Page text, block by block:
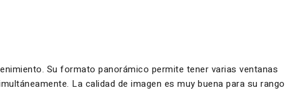
Su formato panorámico permite tener varias ventanas
La calidad de imagen es muy buena para su rango